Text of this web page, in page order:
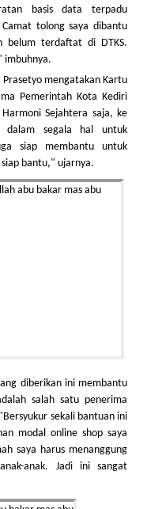
basis data terpadu
tolong saya dibantu
belum terdaftat di DTKS.
imbuhnya.
Prasetyo mengatakan Kartu
Pemerintah Kota Kediri
Sejahtera saja, ke
dalam segala hal untuk
siap membantu untuk
bantu," ujarnya.
diberikan ini membantu
salah satu penerima
sekali bantuan ini
modal online shop saya
saya harus menanggung
anak. Jadi ini sangat